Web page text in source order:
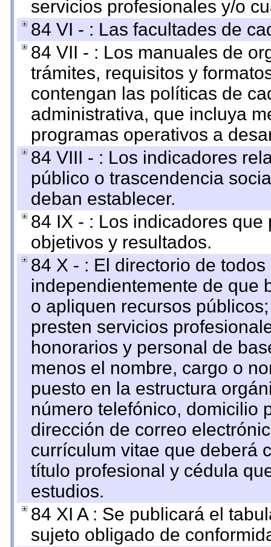
servicios profesionales y/o
84 VI - : Las facultades de
84 VII - : Los manuales de
trámites, requisitos y
contengan las políticas de
administrativa, que incluya
programas operativos a
84 VIII - : Los indicadores
público o trascendencia
deban establecer.
84 IX - : Los indicadores
objetivos y resultados.
84 X - : El directorio de
independientemente de que
o apliquen recursos
presten servicios
honorarios y personal de
menos el nombre, cargo o
puesto en la estructura
número telefónico, domicilio
dirección de correo
currículum vitae que deberá
título profesional y cédula
estudios.
84 XI A : Se publicará el
sujeto obligado de